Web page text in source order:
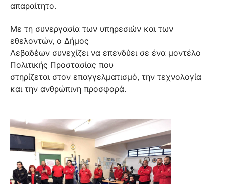
απαραίτητο.
Με τη συνεργασία των υπηρεσιών και των
εθελοντών, ο Δήμος
Λεβαδέων συνεχίζει να επενδύει σε ένα μοντέλο
Πολιτικής Προστασίας που
στηρίζεται στον επαγγελματισμό, την τεχνολογία
και την ανθρώπινη προσφορά.